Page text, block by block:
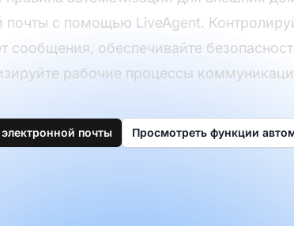
почты с помощью LiveAgent.
сообщения, обеспечивайте
рабочие процессы
почты Просмотреть функции